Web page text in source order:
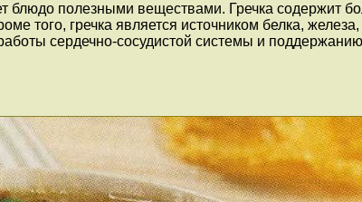
полезными веществами. Гречка содержит
того, гречка является источником белка,
сердечно-сосудистой системы и